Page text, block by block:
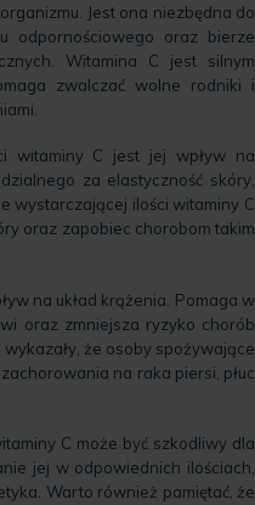
Jest ona niezbędna do
odpornościowego oraz bierze
Witamina C jest silnym
zwalczać wolne rodniki i
witaminy C jest jej wpływ na
za elastyczność skóry,
wystarczającej ilości witaminy C
oraz zapobiec chorobom takim
na układ krążenia. Pomaga w
oraz zmniejsza ryzyko chorób
że osoby spożywające
na raka piersi, płuc
C może być szkodliwy dla
jej w odpowiednich ilościach,
Warto również pamiętać, że